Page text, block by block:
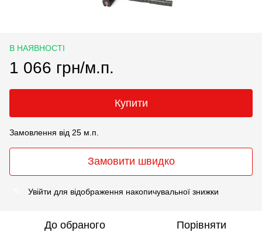
В НАЯВНОСТІ
1 066 грн/м.п.
Купити
Замовлення від 25 м.п.
Замовити швидко
Увійти для відображення накопичувальної знижки
До обраного Порівняти